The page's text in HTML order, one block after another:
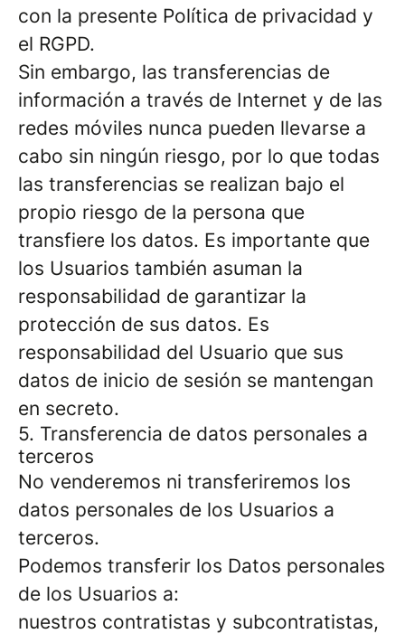
con la presente Política de privacidad y
el RGPD.
Sin embargo, las transferencias de
información a través de Internet y de las
redes móviles nunca pueden llevarse a
cabo sin ningún riesgo, por lo que todas
las transferencias se realizan bajo el
propio riesgo de la persona que
transfiere los datos. Es importante que
los Usuarios también asuman la
responsabilidad de garantizar la
protección de sus datos. Es
responsabilidad del Usuario que sus
datos de inicio de sesión se mantengan
en secreto.
5. Transferencia de datos personales a
terceros
No venderemos ni transferiremos los
datos personales de los Usuarios a
terceros.
Podemos transferir los Datos personales
de los Usuarios a:
nuestros contratistas y subcontratistas,